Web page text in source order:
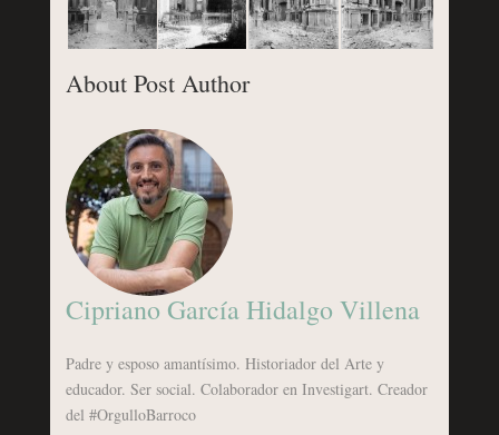
About Post Author
Cipriano García Hidalgo Villena
Padre y esposo amantísimo. Historiador del Arte y
educador. Ser social. Colaborador en Investigart. Creador
del #OrgulloBarroco